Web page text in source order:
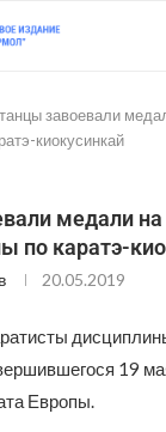
завоевали
киокусинкай
медали
по каратэ-
20.05.2019
19
Европы.